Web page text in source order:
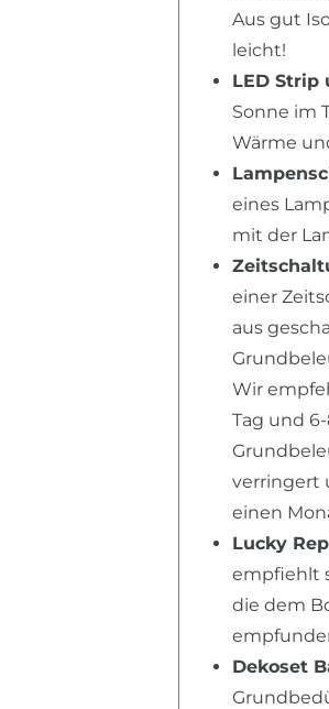
Aus gut
leicht!
LED Strip
Sonne im
Wärme
eines
mit der
einer
aus
Wir
Tag und
verringert
einen
Lucky
empfiehlt
die dem
Dekoset